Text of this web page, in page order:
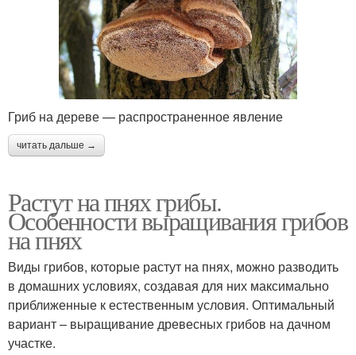
Гриб на дереве — распространенное явление
читать дальше →
Растут на пнях грибы.
Особенности выращивания грибов
на пнях
Виды грибов, которые растут на пнях, можно разводить
в домашних условиях, создавая для них максимально
приближенные к естественным условия. Оптимальный
вариант – выращивание древесных грибов на дачном
участке.